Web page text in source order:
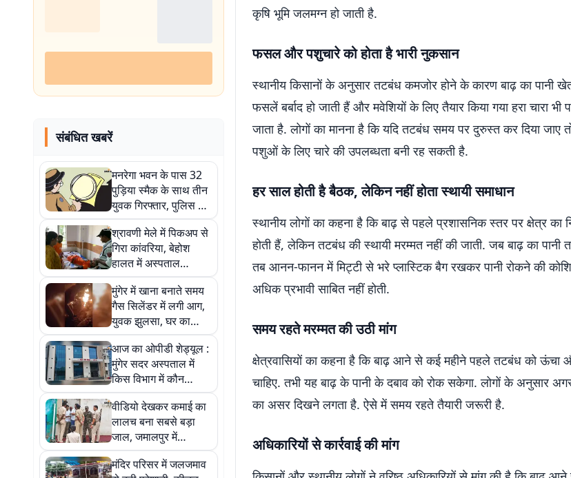
संबंधित खबरें
मनरेगा भवन के पास 32
पुड़िया स्मैक के साथ तीन
युवक गिरफ्तार, पुलिस ने
9.7 ग्राम नशीला पदार्थ
किया बरामद
श्रावणी मेले में पिकअप से
गिरा कांवरिया, बेहोश
हालत में अस्पताल
पहुंचाया गया, समय पर
इलाज से बची जान
मुंगेर में खाना बनाते समय
गैस सिलेंडर में लगी आग,
युवक झुलसा, घर का
सामान जलकर राख
आज का ओपीडी शेड्यूल :
मुंगेर सदर अस्पताल में
किस विभाग में कौन
डॉक्टर देंगे सेवा, देखें पूरी
सूची
वीडियो देखकर कमाई का
लालच बना सबसे बड़ा
जाल, जमालपुर में
जॉलीवुड कंपनी के चार
ठिकानों पर ED का एक्शन
मंदिर परिसर में जलजमाव
कृषि भूमि जलमग्न हो जाती है.
फसल और पशुचारे को होता है भारी नुकसान
स्थानीय किसानों के अनुसार तटबंध कमजोर होने के कारण बाढ़ का पानी
फसलें बर्बाद हो जाती हैं और मवेशियों के लिए तैयार किया गया हरा चारा भी
जाता है. लोगों का मानना है कि यदि तटबंध समय पर दुरुस्त कर दिया जाए
पशुओं के लिए चारे की उपलब्धता बनी रह सकती है.
हर साल होती है बैठक, लेकिन नहीं होता स्थायी समाधान
स्थानीय लोगों का कहना है कि बाढ़ से पहले प्रशासनिक स्तर पर क्षेत्र का
होती हैं, लेकिन तटबंध की स्थायी मरम्मत नहीं की जाती. जब बाढ़ का
तब आनन-फानन में मिट्टी से भरे प्लास्टिक बैग रखकर पानी रोकने की
अधिक प्रभावी साबित नहीं होती.
समय रहते मरम्मत की उठी मांग
क्षेत्रवासियों का कहना है कि बाढ़ आने से कई महीने पहले तटबंध को ऊंचा
चाहिए. तभी यह बाढ़ के पानी के दबाव को रोक सकेगा. लोगों के अनुसार
का असर दिखने लगता है. ऐसे में समय रहते तैयारी जरूरी है.
अधिकारियों से कार्रवाई की मांग